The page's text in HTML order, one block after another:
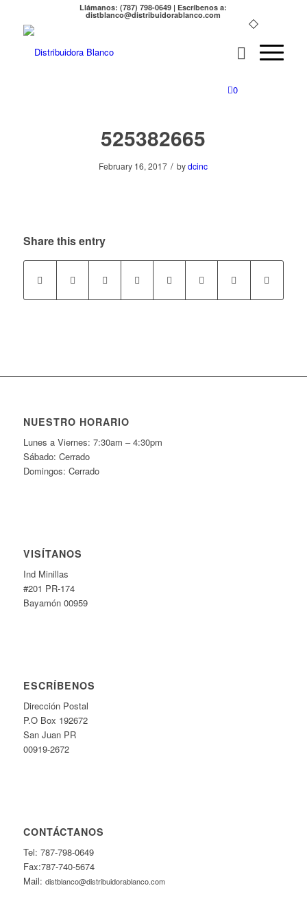
Llámanos: (787) 798-0649 | Escríbenos a:
distblanco@distribuidorablanco.com
0
525382665
February 16, 2017 / bydcinc
Share this entry
NUESTRO HORARIO
Lunes a Viernes: 7:30am – 4:30pm
Sábado: Cerrado
Domingos: Cerrado
VISÍTANOS
Ind Minillas
#201 PR-174
Bayamón 00959
ESCRÍBENOS
Dirección Postal
P.O Box 192672
San Juan PR
00919-2672
CONTÁCTANOS
Tel: 787-798-0649
Fax:787-740-5674
Mail: distblanco@distribuidorablanco.com